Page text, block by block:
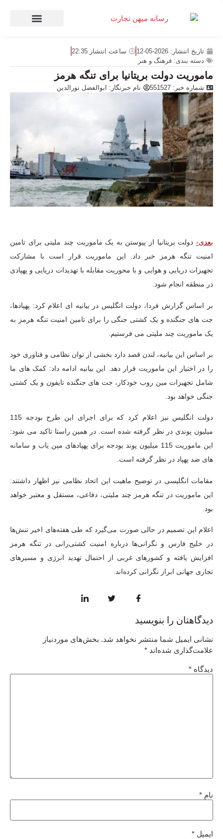
تاریخ انتشار: 2026-05-12 ساعت انتشار 22:35
دسته بندی: فرهنگ و هنر
ماموریت دولت بریتانیا برای تنگه هرمز
شماره خبر: 551527 نام خبرنگار: ابوالفضل نورالدین
بعدی- دولت بریتانیا از پیوستن به یک ماموریت چند ملیتی برای تامین
امنیت تنگه هرمز خبر داد. این ماموریت قرار است با مشارکت
تجهیزات دریایی و هوایی و با محوریت مقابله با تهدیدات دریایی و پهپادی
در منطقه انجام شود.
بر اساس گزارش فردا، دولت انگلیس در بیانیه ای اعلام کرد: پهپادها،
جت های جنگنده و یک کشتی جنگی را برای تامین امنیت تنگه هرمز به
یک ماموریت چند ملیتی می فرستیم.
بر اساس این بیانیه، لندن قصد دارد بخشی از توان نظامی و فناوری خود
را در اختیار این ماموریت قرار دهد. این بیانیه ادامه داد: کمک های ما
شامل تجهیزات مین روب خودکار، جت های جنگنده تایفون و یک کشتی
جنگی خواهد بود.
دولت انگلیس نیز اعلام کرد که برای اجرای این طرح بودجه 115
میلیون پوندی در نظر گرفته شده است. در همین راستا تاکید می شود:
این ماموریت 115 میلیون پوند بودجه برای پهپادهای مین یاب و سامانه
های ضد پهپاد در نظر گرفته است.
مقامات انگلیسی در توضیح ماهیت این اتحاد نظامی نیز اظهار داشتند:
این ماموریت در تنگه هرمز چند ملیتی، دفاعی، مستقل و معتبر خواهد
بود.
اعلام این تصمیم در حالی صورت می‌گیرد که طی هفته‌های اخیر تنش‌ها
در خلیج فارس و نگرانی‌ها درباره امنیت کشتی‌رانی در تنگه هرمز
افزایش یافته و کشورهای غربی از احتمال تهدید انرژی و مسیرهای
تجاری جهانی ابراز نگرانی کرده‌اند.
دیدگاهتان را بنویسید
نشانی ایمیل شما منتشر نخواهد شد. بخش‌های موردنیاز
علامت‌گذاری شده‌اند *
دیدگاه *
نام *
ایمیل *